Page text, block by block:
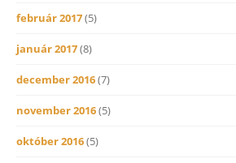
február 2017(5)
január 2017(8)
december 2016(7)
november 2016(5)
október 2016(5)